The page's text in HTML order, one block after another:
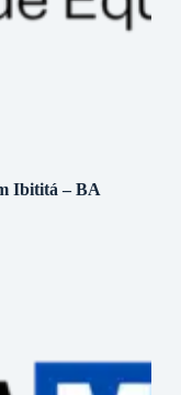
Ibititá – BA